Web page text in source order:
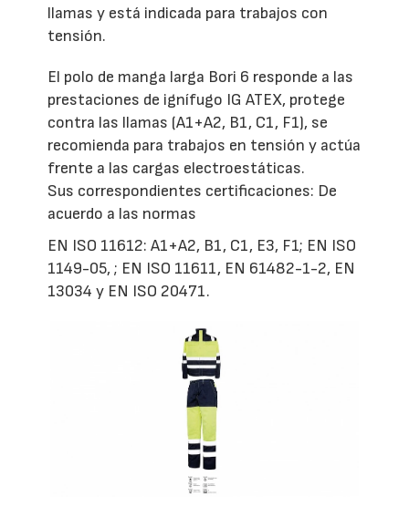
llamas y está indicada para trabajos con
tensión.
El polo de manga larga Bori 6 responde a las
prestaciones de ignífugo IG ATEX, protege
contra las llamas (A1+A2, B1, C1, F1), se
recomienda para trabajos en tensión y actúa
frente a las cargas electroestáticas.
Sus correspondientes certificaciones: De
acuerdo a las normas
EN ISO 11612: A1+A2, B1, C1, E3, F1; EN ISO
1149-05, ; EN ISO 11611, EN 61482-1-2, EN
13034 y EN ISO 20471.